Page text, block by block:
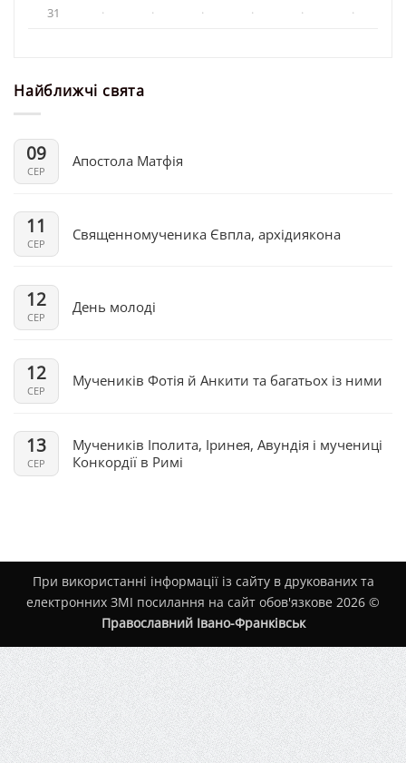
31 · · · · · ·
Найближчі свята
09
СЕР
Апостола Матфія
11
СЕР
Священномученика Євпла, архідиякона
12
СЕР
День молоді
12
СЕР
Мучеників Фотія й Анкити та багатьох із ними
13
СЕР
Мучеників Іполита, Іринея, Авундія і мучениці
Конкордії в Римі
При використанні інформації із сайту в друкованих та
електронних ЗМІ посилання на сайт обов'язкове 2026 ©
Православний Івано-Франківськ